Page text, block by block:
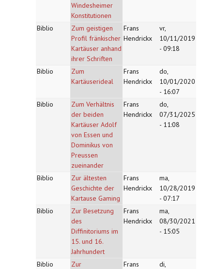
Windesheimer
Konstitutionen
Biblio
Zum geistigen
Profil fränkischer
Kartäuser anhand
ihrer Schriften
Frans
Hendrickx
vr,
10/11/2019
- 09:18
Biblio
Zum
Kartäuserideal
Frans
Hendrickx
do,
10/01/2020
- 16:07
Biblio
Zum Verhältnis
der beiden
Kartäuser Adolf
von Essen und
Dominikus von
Preussen
zueinander
Frans
Hendrickx
do,
07/31/2025
- 11:08
Biblio
Zur ältesten
Geschichte der
Kartause Gaming
Frans
Hendrickx
ma,
10/28/2019
- 07:17
Biblio
Zur Besetzung
des
Diffinitoriums im
15. und 16.
Jahrhundert
Frans
Hendrickx
ma,
08/30/2021
- 15:05
Biblio
Zur
Frans
di,